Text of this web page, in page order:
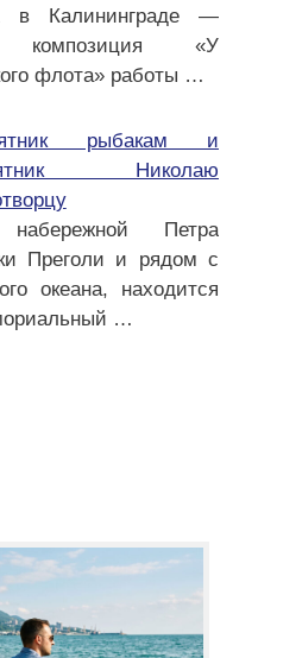
в Калининграде —
композиция «У
флота» работы …
рыбакам и
Николаю
Петра
Преголи и рядом с
океана, находится
…